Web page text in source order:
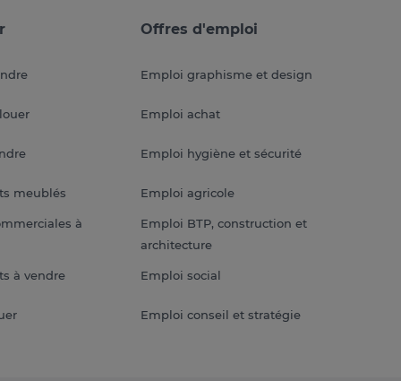
meublés
à
à vendre
Offres d'emploi
Emploi graphisme et design
Emploi achat
Emploi hygiène et sécurité
Emploi agricole
Emploi BTP, construction et
architecture
Emploi social
Emploi conseil et stratégie